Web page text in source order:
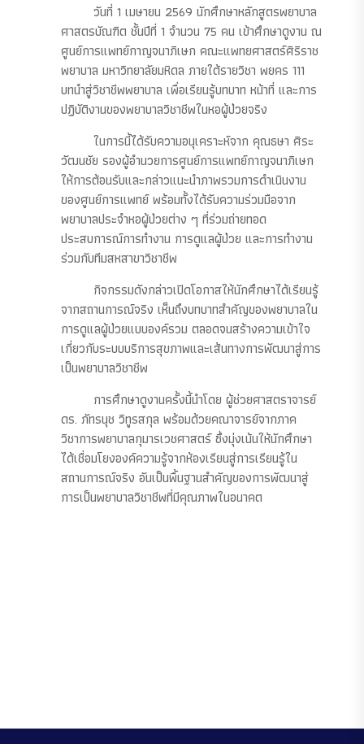
วันที่ 1 เมษายน 2569 นักศึกษาหลักสูตรพยาบาล
ศาสตรบัณฑิต ชั้นปีที่ 1 จำนวน 75 คน เข้าศึกษาดูงาน ณ
ศูนย์การแพทย์กาญจนาภิเษก คณะแพทยศาสตร์ศิริราช
พยาบาล มหาวิทยาลัยมหิดล ภายใต้รายวิชา พยคร 111
บทนำสู่วิชาชีพพยาบาล เพื่อเรียนรู้บทบาท หน้าที่ และการ
ปฏิบัติงานของพยาบาลวิชาชีพในหอผู้ป่วยจริง
ในการนี้ได้รับความอนุเคราะห์จาก คุณธษา ศิระ
วัฒนชัย รองผู้อำนวยการศูนย์การแพทย์กาญจนาภิเษก
ให้การต้อนรับและกล่าวแนะนำภาพรวมการดำเนินงาน
ของศูนย์การแพทย์ พร้อมทั้งได้รับความร่วมมือจาก
พยาบาลประจำหอผู้ป่วยต่าง ๆ ที่ร่วมถ่ายทอด
ประสบการณ์การทำงาน การดูแลผู้ป่วย และการทำงาน
ร่วมกับทีมสหสาขาวิชาชีพ
กิจกรรมดังกล่าวเปิดโอกาสให้นักศึกษาได้เรียนรู้
จากสถานการณ์จริง เห็นถึงบทบาทสำคัญของพยาบาลใน
การดูแลผู้ป่วยแบบองค์รวม ตลอดจนสร้างความเข้าใจ
เกี่ยวกับระบบบริการสุขภาพและเส้นทางการพัฒนาสู่การ
เป็นพยาบาลวิชาชีพ
การศึกษาดูงานครั้งนี้นำโดย ผู้ช่วยศาสตราจารย์
ดร. ภัทรนุช วิทูรสกุล พร้อมด้วยคณาจารย์จากภาค
วิชาการพยาบาลกุมารเวชศาสตร์ ซึ่งมุ่งเน้นให้นักศึกษา
ได้เชื่อมโยงองค์ความรู้จากห้องเรียนสู่การเรียนรู้ใน
สถานการณ์จริง อันเป็นพื้นฐานสำคัญของการพัฒนาสู่
การเป็นพยาบาลวิชาชีพที่มีคุณภาพในอนาคต